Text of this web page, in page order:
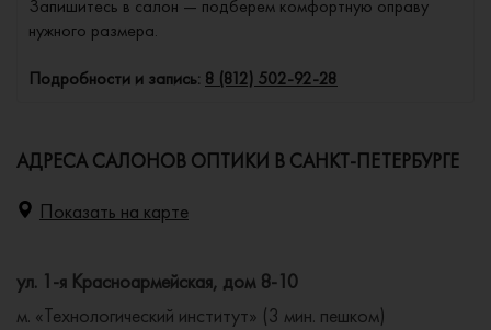
Запишитесь в салон — подберем комфортную оправу
нужного размера.
Подробности и запись: 8 (812) 502-92-28
АДРЕСА САЛОНОВ ОПТИКИ В САНКТ-ПЕТЕРБУРГЕ
Показать на карте
ул. 1-я Красноармейская, дом 8-10
м. «Технологический институт» (3 мин. пешком)